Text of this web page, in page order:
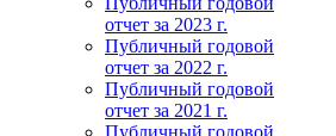
отчет за 2023 г.
Публичный годовой
отчет за 2022 г.
Публичный годовой
отчет за 2021 г.
Публичный годовой